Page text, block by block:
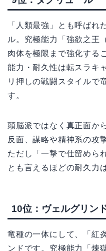
「人類最強」とも呼ばれ
ル。究極能力「強欲之王
肉体を極限まで強化する
能力・耐久性は転スラキ
リ押しの戦闘スタイルで
す。
頭脳派ではなく真正面か
反面、謀略や精神系の攻
ただし「一撃で仕留めら
とも言えるほどの耐久力
10位：ヴェルグリン
竜種の一体にして、「紅
ンドです。究極能力「煉